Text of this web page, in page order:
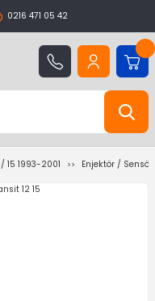
0216 471 05 42
15 1993-2001 Enjektör /